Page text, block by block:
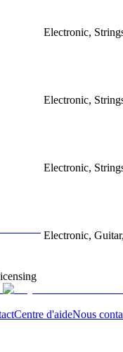
Electronic,
Electronic,
Electronic,
Electronic,
Centre d'aideNous